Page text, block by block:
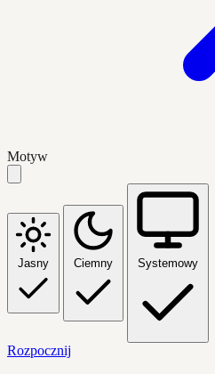
Motyw
Jasny Ciemny Systemowy
Rozpocznij